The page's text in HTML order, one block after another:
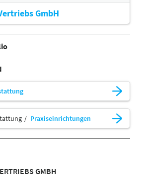
GmbH
Praxiseinrichtungen
GMBH